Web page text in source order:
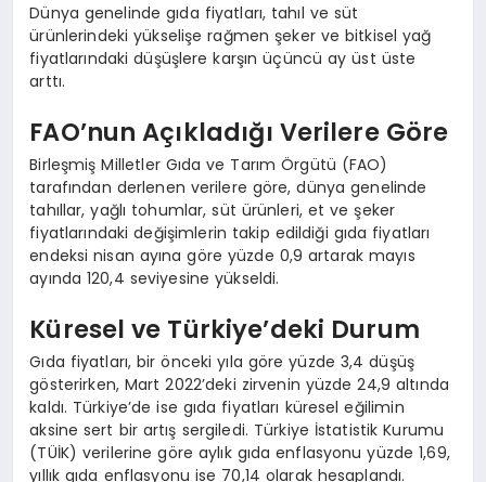
Dünya genelinde gıda fiyatları, tahıl ve süt
ürünlerindeki yükselişe rağmen şeker ve bitkisel yağ
fiyatlarındaki düşüşlere karşın üçüncü ay üst üste
arttı.
FAO’nun Açıkladığı Verilere Göre
Birleşmiş Milletler Gıda ve Tarım Örgütü (FAO)
tarafından derlenen verilere göre, dünya genelinde
tahıllar, yağlı tohumlar, süt ürünleri, et ve şeker
fiyatlarındaki değişimlerin takip edildiği gıda fiyatları
endeksi nisan ayına göre yüzde 0,9 artarak mayıs
ayında 120,4 seviyesine yükseldi.
Küresel ve Türkiye’deki Durum
Gıda fiyatları, bir önceki yıla göre yüzde 3,4 düşüş
gösterirken, Mart 2022’deki zirvenin yüzde 24,9 altında
kaldı. Türkiye’de ise gıda fiyatları küresel eğilimin
aksine sert bir artış sergiledi. Türkiye İstatistik Kurumu
(TÜİK) verilerine göre aylık gıda enflasyonu yüzde 1,69,
yıllık gıda enflasyonu ise 70,14 olarak hesaplandı.